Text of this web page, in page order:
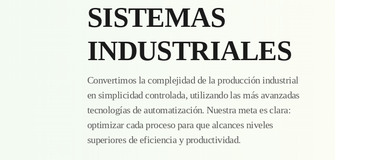
SISTEMAS
INDUSTRIALES
Convertimos la complejidad de la producción industrial
en simplicidad controlada, utilizando las más avanzadas
tecnologías de automatización. Nuestra meta es clara:
optimizar cada proceso para que alcances niveles
superiores de eficiencia y productividad.